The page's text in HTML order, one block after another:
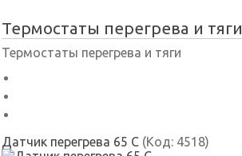
Термостаты перегрева и тяги
Термостаты перегрева и тяги
Датчик перегрева 65 С (Код: 4518)